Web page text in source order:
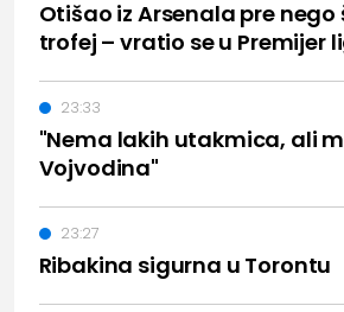
Otišao iz Arsenala pre
trofej – vratio se u Premijer
"Nema lakih utakmica, ali
Vojvodina"
23:33
Ribakina sigurna u Torontu
23:27